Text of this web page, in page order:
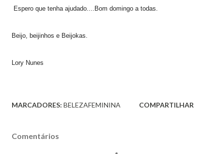
Espero que tenha ajudado....Bom domingo a todas.
Beijo, beijinhos e Beijokas.
Lory Nunes
MARCADORES: BELEZAFEMININA COMPARTILHAR
Comentários